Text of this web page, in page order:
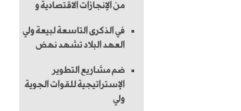
من الإنجازات الاقتصادية و
في الذكرى التاسعة لبيعة ولي
العهد البلاد تشهد نهض
ضم مشاريع التطوير
الإستراتيجية للقوات الجوية
ولي